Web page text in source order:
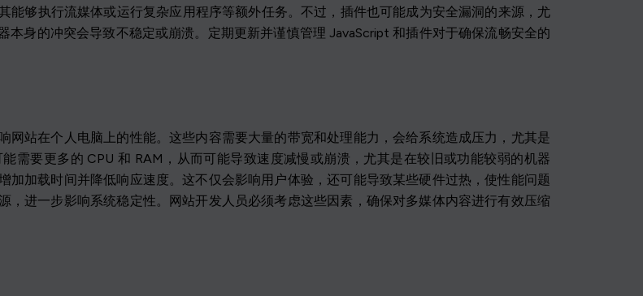
能够执行流媒体或运行复杂应用程序等额外任务。不过，插件也可能成为安全漏洞的来源，尤
身的冲突会导致不稳定或崩溃。定期更新并谨慎管理 JavaScript 和插件对于确保流畅安全的
站在个人电脑上的性能。这些内容需要大量的带宽和处理能力，会给系统造成压力，尤其是
需要更多的 CPU 和 RAM，从而可能导致速度减慢或崩溃，尤其是在较旧或功能较弱的机器
加加载时间并降低响应速度。这不仅会影响用户体验，还可能导致某些硬件过热，使性能问题
进一步影响系统稳定性。网站开发人员必须考虑这些因素，确保对多媒体内容进行有效压缩